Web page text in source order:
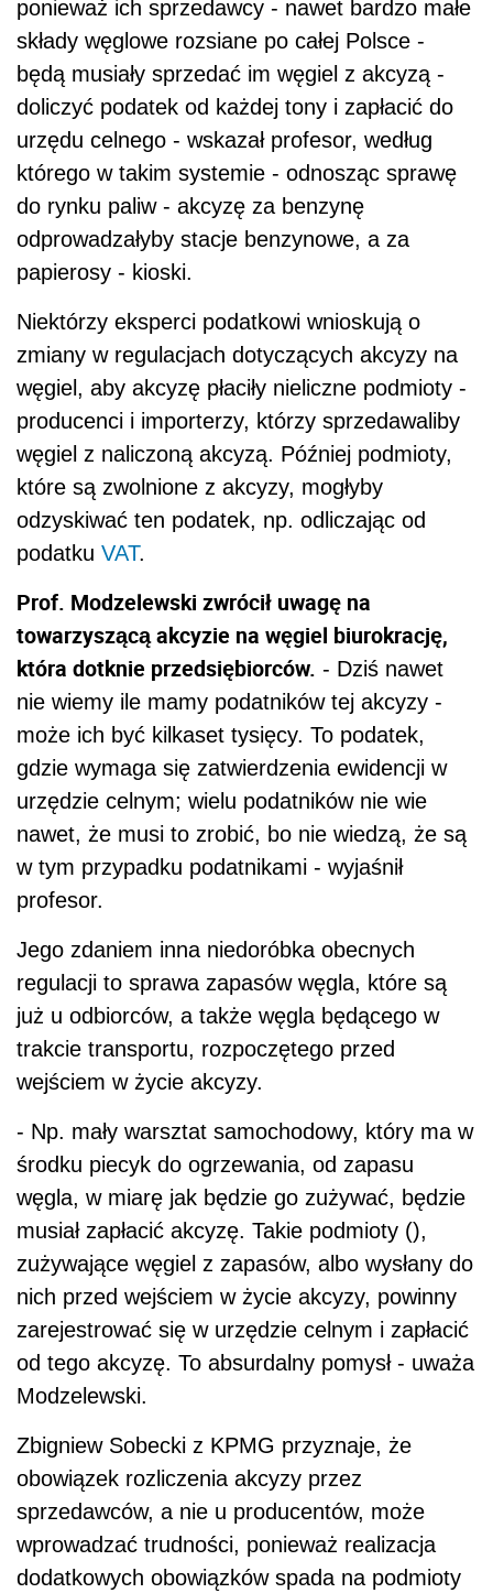
ponieważ ich sprzedawcy - nawet bardzo małe
składy węglowe rozsiane po całej Polsce -
będą musiały sprzedać im węgiel z akcyzą -
doliczyć podatek od każdej tony i zapłacić do
urzędu celnego - wskazał profesor, według
którego w takim systemie - odnosząc sprawę
do rynku paliw - akcyzę za benzynę
odprowadzałyby stacje benzynowe, a za
papierosy - kioski.
Niektórzy eksperci podatkowi wnioskują o
zmiany w regulacjach dotyczących akcyzy na
węgiel, aby akcyzę płaciły nieliczne podmioty -
producenci i importerzy, którzy sprzedawaliby
węgiel z naliczoną akcyzą. Później podmioty,
które są zwolnione z akcyzy, mogłyby
odzyskiwać ten podatek, np. odliczając od
podatku VAT.
Prof. Modzelewski zwrócił uwagę na
towarzyszącą akcyzie na węgiel biurokrację,
która dotknie przedsiębiorców. - Dziś nawet
nie wiemy ile mamy podatników tej akcyzy -
może ich być kilkaset tysięcy. To podatek,
gdzie wymaga się zatwierdzenia ewidencji w
urzędzie celnym; wielu podatników nie wie
nawet, że musi to zrobić, bo nie wiedzą, że są
w tym przypadku podatnikami - wyjaśnił
profesor.
Jego zdaniem inna niedoróbka obecnych
regulacji to sprawa zapasów węgla, które są
już u odbiorców, a także węgla będącego w
trakcie transportu, rozpoczętego przed
wejściem w życie akcyzy.
- Np. mały warsztat samochodowy, który ma w
środku piecyk do ogrzewania, od zapasu
węgla, w miarę jak będzie go zużywać, będzie
musiał zapłacić akcyzę. Takie podmioty (),
zużywające węgiel z zapasów, albo wysłany do
nich przed wejściem w życie akcyzy, powinny
zarejestrować się w urzędzie celnym i zapłacić
od tego akcyzę. To absurdalny pomysł - uważa
Modzelewski.
Zbigniew Sobecki z KPMG przyznaje, że
obowiązek rozliczenia akcyzy przez
sprzedawców, a nie u producentów, może
wprowadzać trudności, ponieważ realizacja
dodatkowych obowiązków spada na podmioty